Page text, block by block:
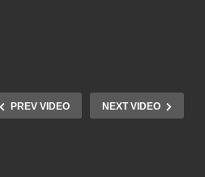
PREV VIDEO NEXT VIDEO